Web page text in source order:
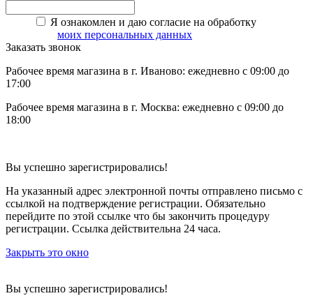
Я ознакомлен и даю согласие на обработку
моих персональных данных
Заказать звонок
Рабочее время магазина в г. Иваново: ежедневно с 09:00 до
17:00
Рабочее время магазина в г. Москва: ежедневно с 09:00 до
18:00
Вы успешно зарегистрировались!
На указанный адрес электронной почты отправлено письмо с
ссылкой на подтверждение регистрации. Обязательно
перейдите по этой ссылке что бы закончить процедуру
регистрации. Ссылка действительна 24 часа.
Закрыть это окно
Вы успешно зарегистрировались!